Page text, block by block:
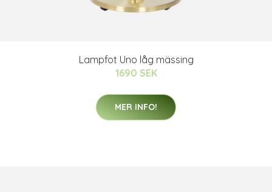
Lampfot Uno låg mässing
1690 SEK
MER INFO!